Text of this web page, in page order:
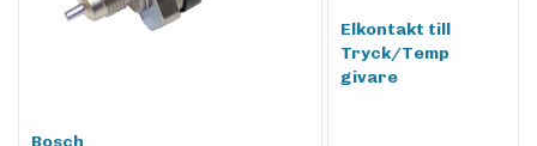
Bosch
Elkontakt till
Tryck/Temp
givare